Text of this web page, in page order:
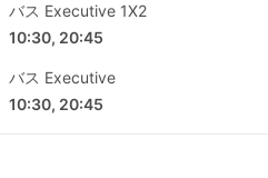
バス Executive 1X2
10:30, 20:45
バス Executive
10:30, 20:45